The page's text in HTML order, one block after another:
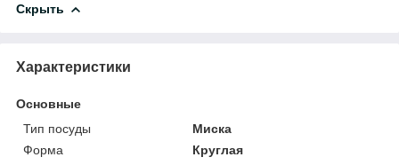
Скрыть
Характеристики
Основные
Тип посуды
Миска
Форма
Круглая